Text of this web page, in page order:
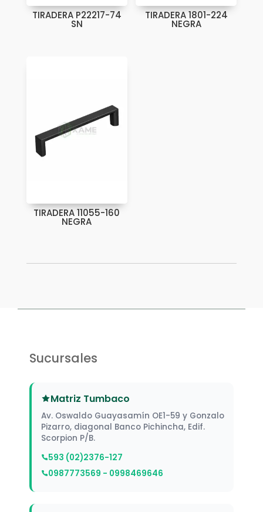
TIRADERA P22217-74
SN
TIRADERA 1801-224
NEGRA
TIRADERA 11055-160
NEGRA
Sucursales
Matriz Tumbaco
Av. Oswaldo Guayasamín OE1-59 y Gonzalo
Pizarro, diagonal Banco Pichincha, Edif.
Scorpion P/B.
593 (02)2376-127
0987773569 - 0998469646